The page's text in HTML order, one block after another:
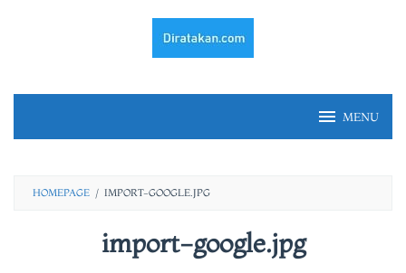
MENU
HOMEPAGE / IMPORT-GOOGLE.JPG
import-google.jpg